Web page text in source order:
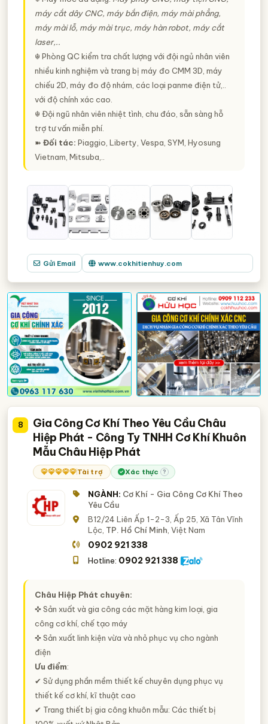
máy cắt dây CNC, máy bắn điện, máy mài phẳng,
máy mài lỗ, máy mài trục, máy hàn robot, máy cắt
laser,..
☬ Phòng QC kiểm tra chất lượng với đội ngủ nhân viên
nhiều kinh nghiệm và trang bị máy đo CMM 3D, máy
chiếu 2D, máy đo độ nhám, các loại panme điện tử,..
với độ chính xác cao.
☬ Đội ngũ nhân viên nhiệt tình, chu đáo, sẵn sàng hỗ
trợ tư vấn miễn phí.
➽ Đối tác: Piaggio, Liberty, Vespa, SYM, Hyosung
Vietnam, Mitsuba,..
Gửi Email www.cokhitienhuy.com
8
Gia Công Cơ Khí Theo Yêu Cầu Châu
Hiệp Phát - Công Ty TNHH Cơ Khí Khuôn
Mẫu Châu Hiệp Phát
Tài trợ Xác thực ?
NGÀNH: Cơ Khí - Gia Công Cơ Khí Theo
Yêu Cầu
B12/24 Liên Ấp 1-2-3, Ấp 25, Xã Tân Vĩnh
Lộc, TP. Hồ Chí Minh , Việt Nam
0902 921 338
Hotline: 0902 921 338
Châu Hiệp Phát chuyên:
✜ Sản xuất và gia công các mặt hàng kim loại, gia
công cơ khí, chế tạo máy
✜ Sản xuất linh kiện vừa và nhỏ phục vụ cho ngành
điện
Ưu điểm:
✔ Sử dụng phần mềm thiết kế chuyên dụng phục vụ
thiết kế cơ khí, kĩ thuật cao
✔ Trang thiết bị gia công khuôn mẫu: Các thiết bị